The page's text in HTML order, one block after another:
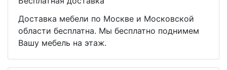
Доставка мебели по Москве и Московской
области бесплатна. Мы бесплатно поднимем
Вашу мебель на этаж.